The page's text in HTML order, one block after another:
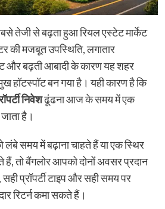
तेजी से बढ़ता हुआ रियल एस्टेट मार्केट
की मजबूत उपस्थिति, लगातार
और बढ़ती आबादी के कारण यह शहर
हॉटस्पॉट बन गया है। यही कारण है कि
निवेशढूंढना आज के समय में एक
जाता है।
समय में बढ़ाना चाहते हैं या एक स्थिर
हैं, तो बैंगलोर आपको दोनों अवसर प्रदान
प्रॉपर्टी टाइप और सही समय पर
रिटर्न कमा सकते हैं।